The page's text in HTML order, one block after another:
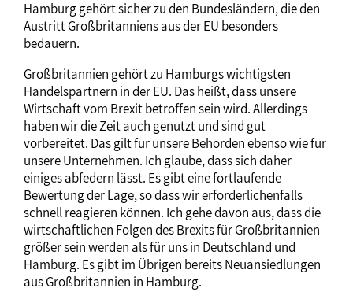
Hamburg gehört sicher zu den Bundesländern, die den
Austritt Großbritanniens aus der EU besonders
bedauern.
Großbritannien gehört zu Hamburgs wichtigsten
Handelspartnern in der EU. Das heißt, dass unsere
Wirtschaft vom Brexit betroffen sein wird. Allerdings
haben wir die Zeit auch genutzt und sind gut
vorbereitet. Das gilt für unsere Behörden ebenso wie für
unsere Unternehmen. Ich glaube, dass sich daher
einiges abfedern lässt. Es gibt eine fortlaufende
Bewertung der Lage, so dass wir erforderlichenfalls
schnell reagieren können. Ich gehe davon aus, dass die
wirtschaftlichen Folgen des Brexits für Großbritannien
größer sein werden als für uns in Deutschland und
Hamburg. Es gibt im Übrigen bereits Neuansiedlungen
aus Großbritannien in Hamburg.